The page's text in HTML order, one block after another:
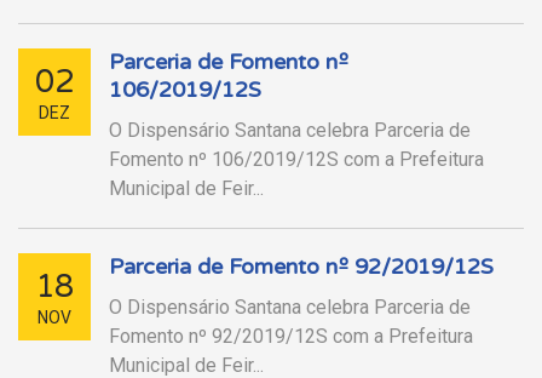
02
DEZ
Parceria de Fomento nº
106/2019/12S
O Dispensário Santana celebra Parceria de
Fomento nº 106/2019/12S com a Prefeitura
Municipal de Feir...
18
NOV
Parceria de Fomento nº 92/2019/12S
O Dispensário Santana celebra Parceria de
Fomento nº 92/2019/12S com a Prefeitura
Municipal de Feir...